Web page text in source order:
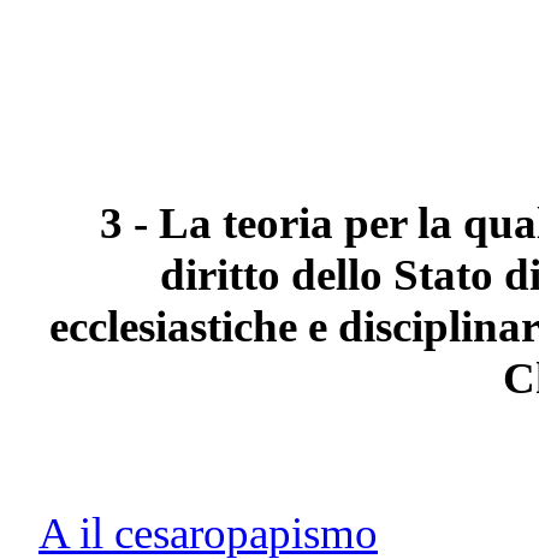
3 - La teoria per la
diritto dello Stato
ecclesiastiche e
A il cesaropapismo